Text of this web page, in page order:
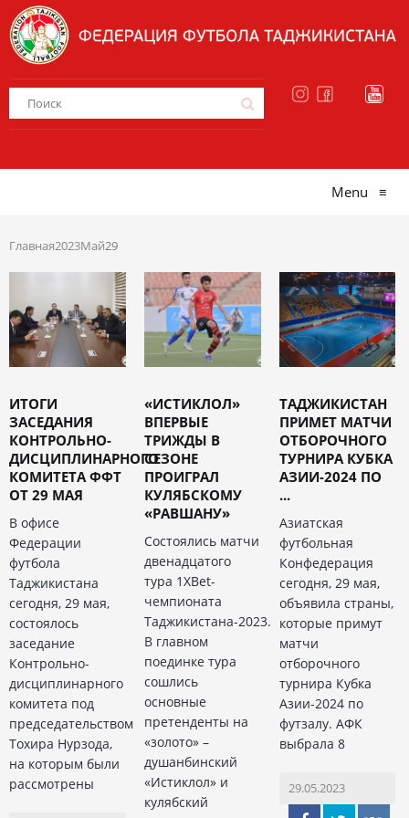
Menu ≡
Главная2023Май29
ИТОГИ
ЗАСЕДАНИЯ
КОНТРОЛЬНО-
ДИСЦИПЛИНАРНОГО
КОМИТЕТА ФФТ
ОТ 29 МАЯ
В офисе
Федерации
футбола
Таджикистана
сегодня, 29 мая,
состоялось
заседание
Контрольно-
дисциплинарного
комитета под
председательством
Тохира Нурзода,
на которым были
рассмотрены
«ИСТИКЛОЛ»
ВПЕРВЫЕ
ТРИЖДЫ В
СЕЗОНЕ
ПРОИГРАЛ
КУЛЯБСКОМУ
«РАВШАНУ»
Состоялись матчи
двенадцатого
тура 1XBet-
чемпионата
Таджикистана-2023.
В главном
поединке тура
сошлись
основные
претенденты на
«золото» –
душанбинский
«Истиклол» и
кулябский
ТАДЖИКИСТАН
ПРИМЕТ МАТЧИ
ОТБОРОЧНОГО
ТУРНИРА КУБКА
АЗИИ-2024 ПО
...
Азиатская
футбольная
Конфедерация
сегодня, 29 мая,
объявила страны,
которые примут
матчи
отборочного
турнира Кубка
Азии-2024 по
футзалу. АФК
выбрала 8
29.05.2023